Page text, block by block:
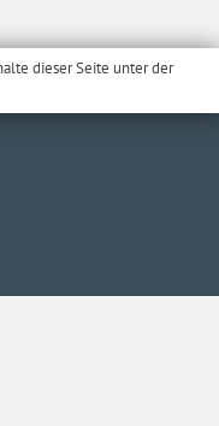
dieser Seite unter der